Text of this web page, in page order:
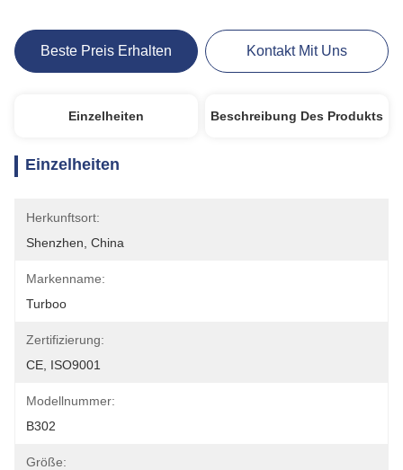
Beste Preis Erhalten Kontakt Mit Uns
Einzelheiten Beschreibung Des Produkts
Einzelheiten
Herkunftsort:
Shenzhen, China
Markenname:
Turboo
Zertifizierung:
CE, ISO9001
Modellnummer:
B302
Größe: